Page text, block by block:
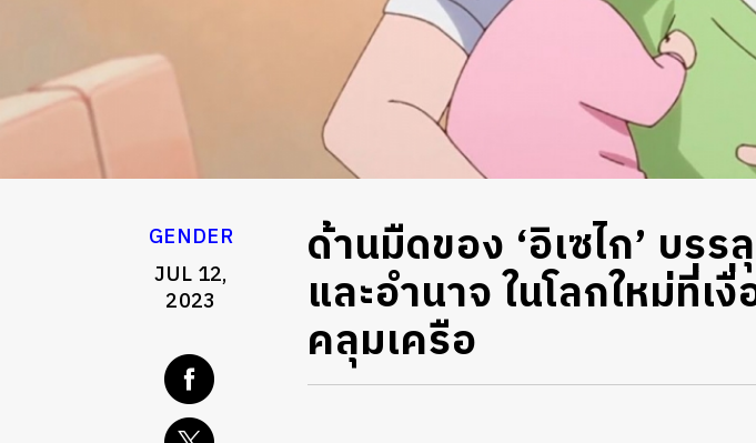
GENDER
JUL 12,
2023
ด้านมืดของ ‘อิเซไก’ บร
และอำนาจ ในโลกใหม่ที่เ
คลุมเครือ